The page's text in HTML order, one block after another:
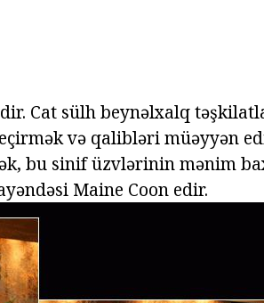
Cat sülh beynəlxalq
və qalibləri müəyyən
bu sinif üzvlərinin mənim
Maine Coon edir.